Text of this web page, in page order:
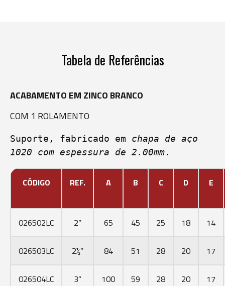
Tabela de Referências
ACABAMENTO EM ZINCO BRANCO
COM 1 ROLAMENTO
Suporte, fabricado em chapa de aço
1020 com espessura de 2.00mm.
CÓDIGO REF. A B C D E
026502LC 2” 65 45 25 18 14
026503LC 2½” 84 51 28 20 17
026504LC 3” 100 59 28 20 17